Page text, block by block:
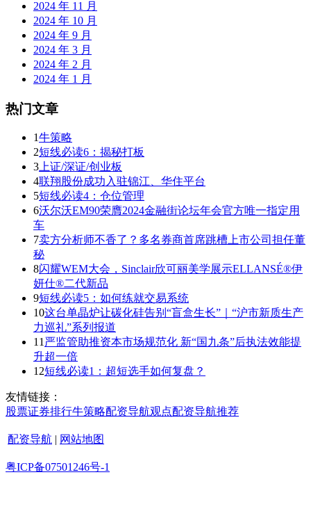
2024 年 11 月
2024 年 10 月
2024 年 9 月
2024 年 3 月
2024 年 2 月
2024 年 1 月
热门文章
1牛策略
2短线必读6：揭秘打板
3 上证/深证/创业板
4联翔股份成功入驻锦江、华住平台
5短线必读4：仓位管理
6沃尔沃EM90荣膺2024金融街论坛年会官方唯一指定用
车
7卖方分析师不香了？多名券商首席跳槽上市公司担任董
秘
8闪耀WEM大会，Sinclair欣可丽美学展示ELLANSÉ®伊
妍仕®二代新品
9短线必读5：如何练就交易系统
10这台单晶炉让碳化硅告别“盲盒生长”｜“沪市新质生产
力巡礼”系列报道
11 严监管助推资本市场规范化 新“国九条”后执法效能提
升超一倍
12短线必读1：超短选手如何复盘？
友情链接：
股票证券排行牛策略配资导航观点配资导航推荐
配资导航 | 网站地图
粤ICP备07501246号-1